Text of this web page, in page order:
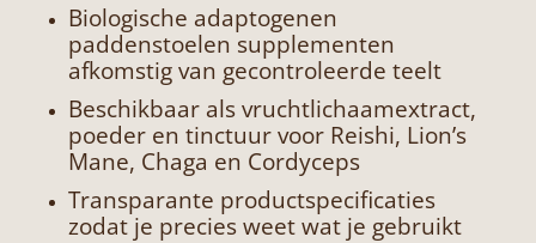
Biologische adaptogenen
paddenstoelen supplementen
afkomstig van gecontroleerde teelt
Beschikbaar als vruchtlichaamextract,
poeder en tinctuur voor Reishi, Lion’s
Mane, Chaga en Cordyceps
Transparante productspecificaties
zodat je precies weet wat je gebruikt